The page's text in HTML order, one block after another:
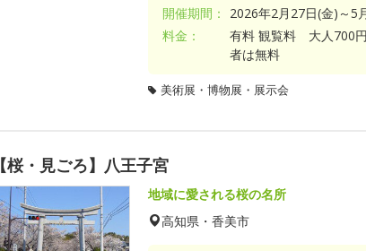
開催期間：
2026年2月27日(金)～5
料金：
有料 観覧料 大人700
者は無料
美術展・博物展・展示会
【桜・見ごろ】八王子宮
地域に愛される桜の名所
高知県・香美市